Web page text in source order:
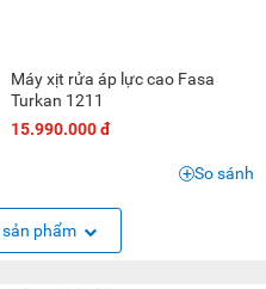
Máy xịt rửa áp lực cao Fasa
Turkan 1211
15.990.000 đ
So sánh
sản phẩm